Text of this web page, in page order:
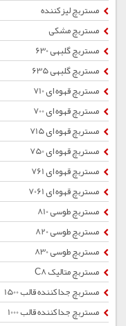
مستربچ لیزکننده
مستربچ مشکی
مستربچ گلبهی 630
مستربچ گلبهی 635
مستربچ قهوه ای 710
مستربچ قهوه ای 700
مستربچ قهوه ای 715
مستربچ قهوه ای 750
مستربچ قهوه ای 761
مستربچ قهوه ای 7061
مستربچ طوسی 810
مستربچ طوسی 820
مستربچ طوسی 830
مستربچ متالیک C8
مستربچ جداکننده قالب 1500
مستربچ جداکننده قالب 1000